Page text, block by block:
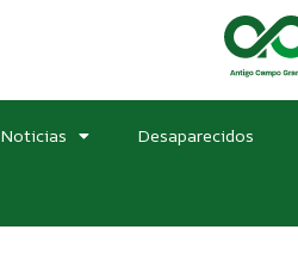
Noticias Desaparecidos